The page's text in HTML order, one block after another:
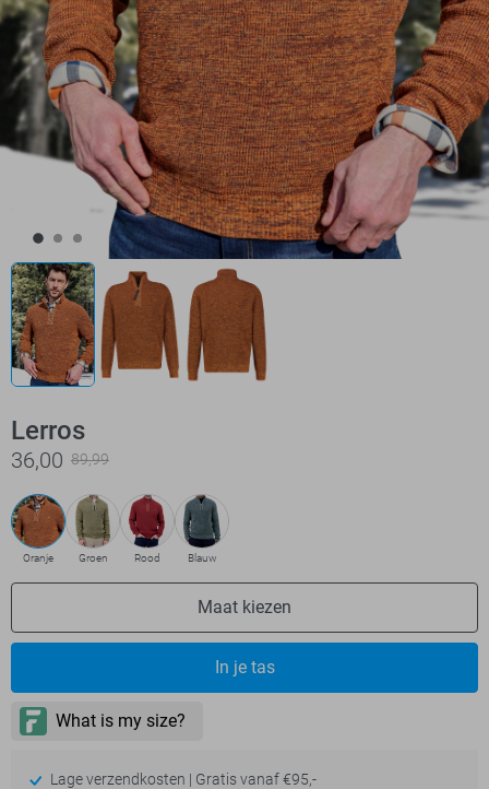
Lerros
36,00 89,99
Oranje Groen Rood Blauw
Maat kiezen
In je tas
Lage verzendkosten | Gratis vanaf €95,-